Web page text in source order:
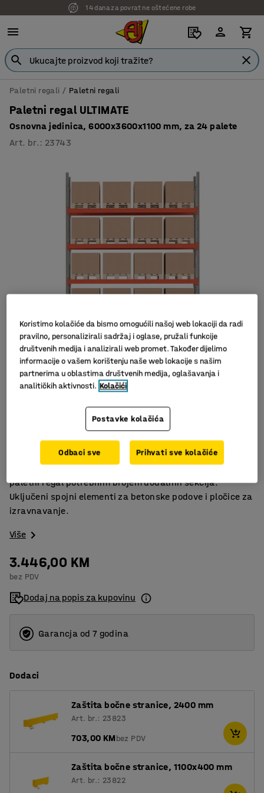
14 dana za povrat ne oštećene robe
7 godina garancije
Paletni regali Paletni regali
Paletni regal ULTIMATE
Osnovna jedinica, 6000x3600x1100 mm, za 24 palete
Art. br. : 23743
Odlično spremište
Dizajn koji štedi prostor
Ispunjava sigurnosne zahtjeve
Kompletni paletni regal, osnovna jedinica. Proširite
paletni regal potrebnim brojem dodatnih sekcija.
Uključeni spojni elementi za betonske podove i pločice za
izravnavanje.
Više
3.446,00 KM
bez PDV
Dodaj na popis za kupovinu
Garancja od 7 godina
Dodaci
Zaštita bočne stranice, 2400 mm
Art. br.: 23823
703,00 KMbez PDV
Zaštita bočne stranice, 1100x400 mm
Art. br.: 23822
Koristimo kolačiće da bismo omogućili našoj web lokaciji da radi
pravilno, personalizirali sadržaj i oglase, pružali funkcije
društvenih medija i analizirali web promet. Također dijelimo
informacije o vašem korištenju naše web lokacije s našim
partnerima u oblastima društvenih medija, oglašavanja i
analitičkih aktivnosti. Kolačići
Postavke kolačića
Odbaci sve Prihvati sve kolačiće